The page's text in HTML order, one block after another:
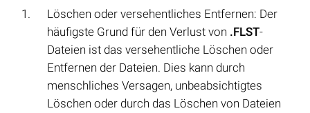
Löschen oder versehentliches Entfernen: Der
häufigste Grund für den Verlust von .FLST-
Dateien ist das versehentliche Löschen oder
Entfernen der Dateien. Dies kann durch
menschliches Versagen, unbeabsichtigtes
Löschen oder durch das Löschen von Dateien